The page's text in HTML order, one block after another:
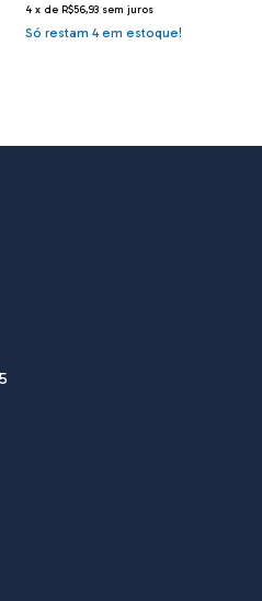
4 x de R$56,93 sem juros
Só restam 4em estoque!